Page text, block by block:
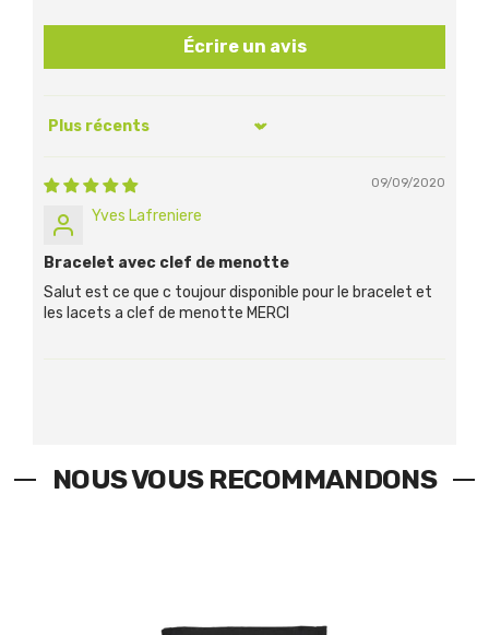
Écrire un avis
Sort by
09/09/2020
Yves Lafreniere
Bracelet avec clef de menotte
Salut est ce que c toujour disponible pour le bracelet et
les lacets a clef de menotte MERCI
NOUS VOUS RECOMMANDONS